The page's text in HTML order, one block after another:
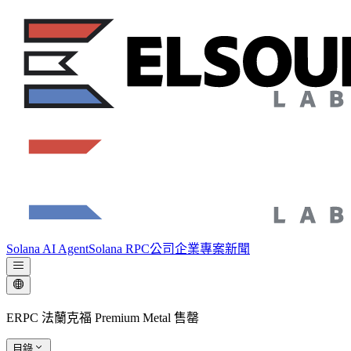
Solana AI AgentSolana RPC公司企業專案新聞
ERPC 法蘭克福 Premium Metal 售罄